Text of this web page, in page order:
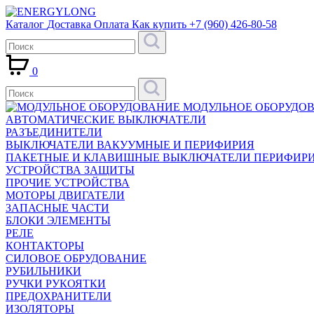
Каталог Доставка Оплата Как купить +7 (960) 426-80-58
0
МОДУЛЬНОЕ
АВТОМАТИЧЕСКИЕ ВЫКЛЮЧАТЕЛИ
РАЗЪЕДИНИТЕЛИ
ВЫКЛЮЧАТЕЛИ ВАКУУМНЫЕ И ПЕРИФИРИЯ
ПАКЕТНЫЕ И КЛАВИШНЫЕ ВЫКЛЮЧАТЕЛИ
УСТРОЙСТВА ЗАЩИТЫ
ПРОЧИЕ УСТРОЙСТВА
МОТОРЫ ДВИГАТЕЛИ
ЗАПАСНЫЕ ЧАСТИ
БЛОКИ ЭЛЕМЕНТЫ
РЕЛЕ
КОНТАКТОРЫ
СИЛОВОЕ ОБРУДОВАНИЕ
РУБИЛЬНИКИ
РУЧКИ РУКОЯТКИ
ПРЕДОХРАНИТЕЛИ
ИЗОЛЯТОРЫ